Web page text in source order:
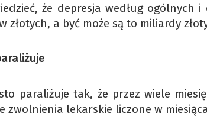
że depresja według
złotych, a być może są to miliardy
paraliżuje tak, że przez wiele
zwolnienia lekarskie liczone w